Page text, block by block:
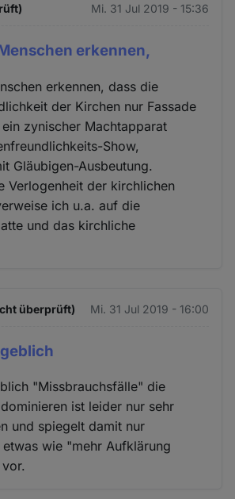
Mi. 31 Jul 2019 - 15:36
erkennen,
erkennen, dass die
der Kirchen nur Fassade
zynischer Machtapparat
Show,
Gläubigen-Ausbeutung.
Verlogenheit der kirchlichen
ich u.a. auf die
und das kirchliche
überprüft) Mi. 31 Jul 2019 - 16:00
"Missbrauchsfälle" die
ist leider nur sehr
und spiegelt damit nur
wie "mehr Aufklärung